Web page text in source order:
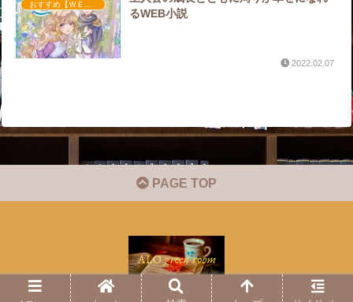
るWEB小説
2022.02.07
PAGE TOP
© 2022 .